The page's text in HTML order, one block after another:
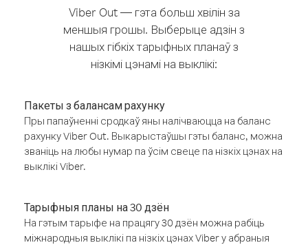
Viber Out — гэта больш хвілін за
меншыя грошы. Выберыце адзін з
нашых гібкіх тарыфных планаў з
нізкімі цэнамі на выклікі:
Пакеты з балансам рахунку
Пры папаўненні сродкаў яны налічваюцца на баланс
рахунку Viber Out. Выкарыстаўшы гэты баланс, можна
званіць на любы нумар па ўсім свеце па нізкіх цэнах на
выклікі Viber.
Тарыфныя планы на 30 дзён
На гэтым тарыфе на працягу 30 дзён можна рабіць
міжнародныя выклікі па нізкіх цэнах Viber у абраныя